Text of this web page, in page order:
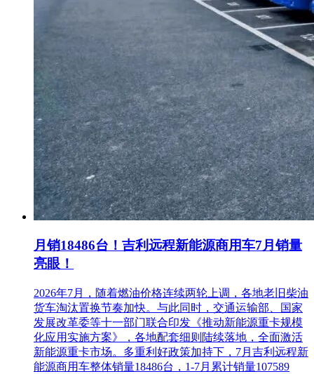
月销18486台！吉利远程新能源商用车7月销量
亮眼！
2026年7月，随着燃油价格连续两轮上调，各地老旧柴油
货车淘汰置换节奏加快。与此同时，交通运输部、国家
发展改革委等十一部门联合印发《推动新能源重卡规模
化应用实施方案》，各地配套细则陆续落地，全面激活
新能源重卡市场。多重利好政策加持下，7月吉利远程新
能源商用车整体销量18486台，1-7月累计销量107589